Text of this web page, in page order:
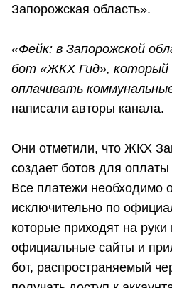
Запорожская область».
«Фейк: в Запорожской
бот «ЖКХ Гид», который
оплачивать
написали авторы канала.
Они отметили, что ЖКХ
создает ботов для
Все платежи необходимо
исключительно по
которые приходят на
официальные сайты и
бот, распространяемый